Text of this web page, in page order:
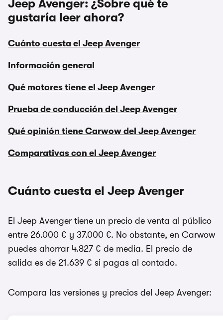
Jeep Avenger: ¿Sobre qué te
gustaría leer ahora?
Cuánto cuesta el Jeep Avenger
Información general
Qué motores tiene el Jeep Avenger
Prueba de conducción del Jeep Avenger
Qué opinión tiene Carwow del Jeep Avenger
Comparativas con el Jeep Avenger
Cuánto cuesta el Jeep Avenger
El Jeep Avenger tiene un precio de venta al público
entre 26.000 € y 37.000 €. No obstante, en Carwow
puedes ahorrar 4.827 € de media. El precio de
salida es de 21.639 € si pagas al contado.
Compara las versiones y precios del Jeep Avenger: